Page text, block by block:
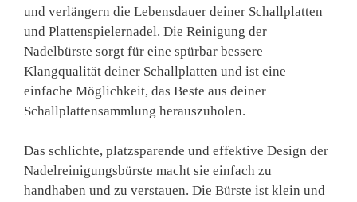
und verlängern die Lebensdauer deiner Schallplatten
und Plattenspielernadel. Die Reinigung der
Nadelbürste sorgt für eine spürbar bessere
Klangqualität deiner Schallplatten und ist eine
einfache Möglichkeit, das Beste aus deiner
Schallplattensammlung herauszuholen.
Das schlichte, platzsparende und effektive Design der
Nadelreinigungsbürste macht sie einfach zu
handhaben und zu verstauen. Die Bürste ist klein und